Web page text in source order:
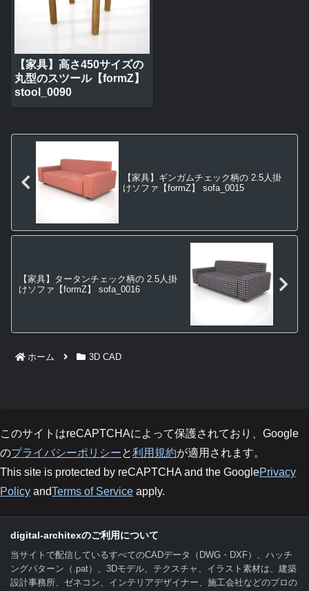
【家具】高さ450サイズの
丸型のスツール【formZ】
stool_0090
【家具】ギンガムチェック柄の 2.5人掛
けソファ【formZ】 sofa_0015
【家具】タータンチェック柄の 2.5人掛
けソファ【formZ】 sofa_0016
ホーム 3D CAD
このサイトはreCAPTCHAによって保護されており、Google
のプライバシーポリシーと利用規約が適用されます。
This site is protected by reCAPTCHA and the GooglePrivacy
Policy andTerms of Service apply.
digital-architexのご利用について
当サイトで配信しているすべてのCADデータ（DWG・DXF）、ハッチ
ングパターン（.pat）、3Dモデル、テクスチャ、イラスト素材は、建築
設計事務所、ゼネコン、インテリアデザイナー、施工会社などのプロの